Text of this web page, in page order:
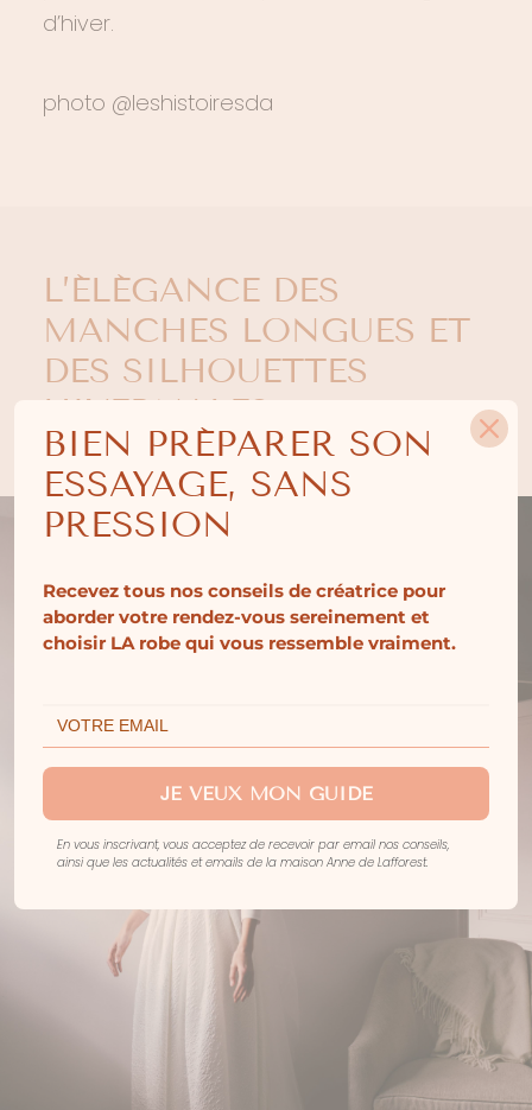
d’hiver.
photo @leshistoiresda
L’ÉLÉGANCE DES
MANCHES LONGUES ET
DES SILHOUETTES
HIVERNALES
BIEN PRÉPARER SON
ESSAYAGE, SANS
PRESSION
Recevez tous nos conseils de créatrice pour
aborder votre rendez-vous sereinement et
choisir LA robe qui vous ressemble vraiment.
JE VEUX MON GUIDE
En vous inscrivant, vous acceptez de recevoir par email nos conseils,
ainsi que les actualités et emails de la maison Anne de Lafforest.